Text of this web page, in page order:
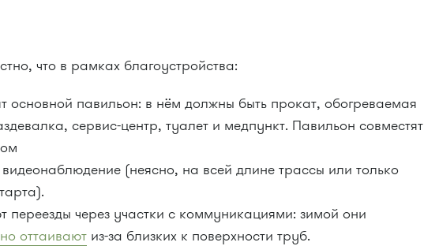
что в рамках благоустройства:
основной павильон: в нём должны быть прокат, обогреваемая
сервис-центр, туалет и медпункт. Павильон совместят
видеонаблюдение (неясно, на всей длине трассы или только
переезды через участки с коммуникациями: зимой они
оттаивают из-за близких к поверхности труб.